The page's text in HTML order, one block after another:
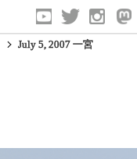
July 5, 2007 一宮